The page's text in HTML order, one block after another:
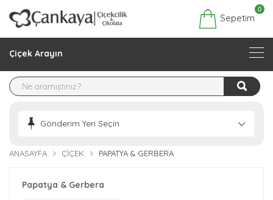
Sepetim
0
Çiçek Arayın
Gönderim Yeri Seçin
ANASAYFA ÇIÇEK PAPATYA & GERBERA
Papatya & Gerbera